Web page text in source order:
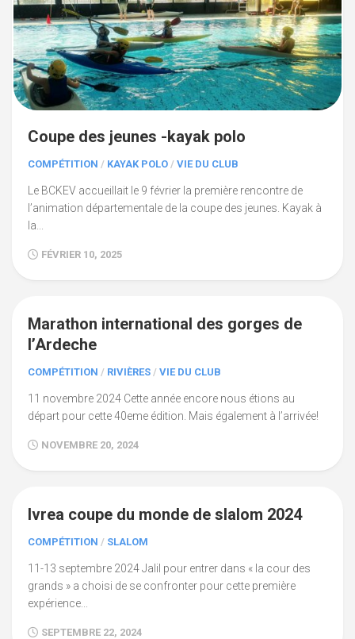
Coupe des jeunes -kayak polo
COMPÉTITION / KAYAK POLO / VIE DU CLUB
Le BCKEV accueillait le 9 février la première rencontre de
l’animation départementale de la coupe des jeunes. Kayak à
la...
FÉVRIER 10, 2025
Marathon international des gorges de
l’Ardeche
COMPÉTITION / RIVIÈRES / VIE DU CLUB
11 novembre 2024 Cette année encore nous étions au
départ pour cette 40eme édition. Mais également à l’arrivée!
NOVEMBRE 20, 2024
Ivrea coupe du monde de slalom 2024
COMPÉTITION / SLALOM
11-13 septembre 2024 Jalil pour entrer dans « la cour des
grands » a choisi de se confronter pour cette première
expérience...
SEPTEMBRE 22, 2024